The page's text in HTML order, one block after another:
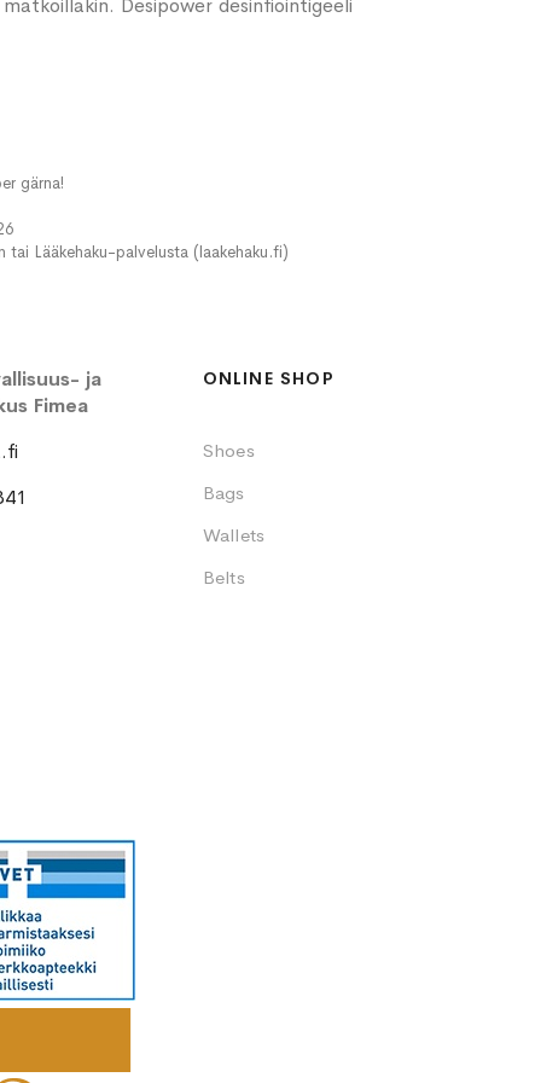
Desipower desinfiointigeeli
gärna!
Lääkehaku-palvelusta (laakehaku.fi)
ja
Fimea
ONLINE SHOP
Shoes
Bags
Wallets
Belts